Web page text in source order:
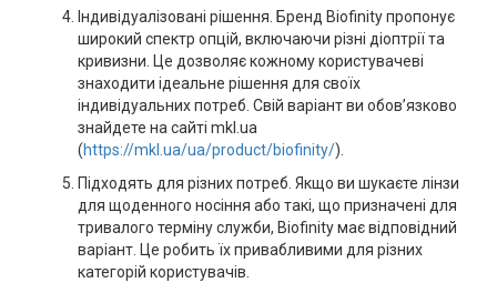
Індивідуалізовані рішення. Бренд Biofinity пропонує
широкий спектр опцій, включаючи різні діоптрії та
кривизни. Це дозволяє кожному користувачеві
знаходити ідеальне рішення для своїх
індивідуальних потреб. Свій варіант ви обов’язково
знайдете на сайті mkl.ua
(https://mkl.ua/ua/product/biofinity/).
Підходять для різних потреб. Якщо ви шукаєте лінзи
для щоденного носіння або такі, що призначені для
тривалого терміну служби, Biofinity має відповідний
варіант. Це робить їх привабливими для різних
категорій користувачів.